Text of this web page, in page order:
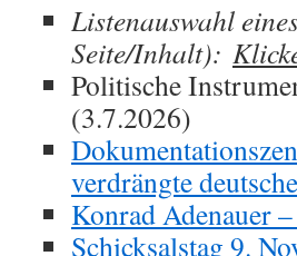
Listenauswahl
Seite/Inhalt):
Politische
(3.7.2026)
verdrängte
Konrad Adenauer
Schicksalstag 9.